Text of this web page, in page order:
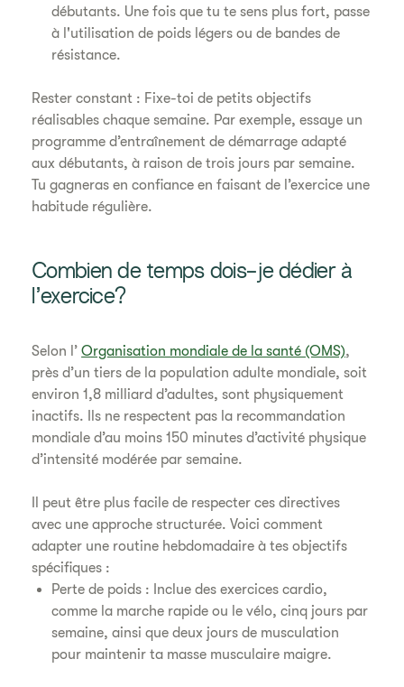
débutants. Une fois que tu te sens plus fort, passe
à l'utilisation de poids légers ou de bandes de
résistance.
Rester constant : Fixe-toi de petits objectifs
réalisables chaque semaine. Par exemple, essaye un
programme d’entraînement de démarrage adapté
aux débutants, à raison de trois jours par semaine.
Tu gagneras en confiance en faisant de l’exercice une
habitude régulière.
Combien de temps dois-je dédier à
l’exercice?
Selon l’Organisation mondiale de la santé (OMS),
près d’un tiers de la population adulte mondiale, soit
environ 1,8 milliard d’adultes, sont physiquement
inactifs. Ils ne respectent pas la recommandation
mondiale d’au moins 150 minutes d’activité physique
d’intensité modérée par semaine.
Il peut être plus facile de respecter ces directives
avec une approche structurée. Voici comment
adapter une routine hebdomadaire à tes objectifs
spécifiques :
Perte de poids : Inclue des exercices cardio,
comme la marche rapide ou le vélo, cinq jours par
semaine, ainsi que deux jours de musculation
pour maintenir ta masse musculaire maigre.